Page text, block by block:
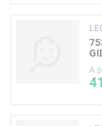
A